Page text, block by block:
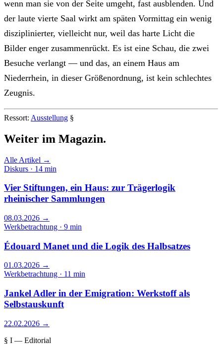
wenn man sie von der Seite umgeht, fast ausblenden. Und
der laute vierte Saal wirkt am späten Vormittag ein wenig
disziplinierter, vielleicht nur, weil das harte Licht die
Bilder enger zusammenrückt. Es ist eine Schau, die zwei
Besuche verlangt — und das, an einem Haus am
Niederrhein, in dieser Größenordnung, ist kein schlechtes
Zeugnis.
Ressort: Ausstellung §
Weiter im Magazin.
Alle Artikel →
Diskurs · 14 min
Vier Stiftungen, ein Haus: zur Trägerlogik
rheinischer Sammlungen
08.03.2026 →
Werkbetrachtung · 9 min
Édouard Manet und die Logik des Halbsatzes
01.03.2026 →
Werkbetrachtung · 11 min
Jankel Adler in der Emigration: Werkstoff als
Selbstauskunft
22.02.2026 →
§ I — Editorial